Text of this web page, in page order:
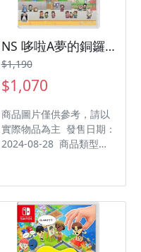
NS 哆啦A夢的銅鑼燒店物語 日版中文版
$1,190
$1,070
商品圖片僅供參考，請以
實際物品為主 發售日期：
2024-08-28 商品類型：
型：策略模擬 遊玩人數：
1 人 作品分級：普遍級
製作廠商：Kairosoft 發
行廠商：Kairosoft